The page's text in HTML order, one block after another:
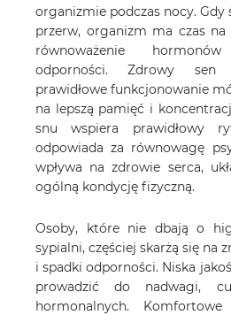
organizmie podczas nocy. Gdy
przerw, organizm ma czas
równoważenie
odporności. Zdrowy sen
prawidłowe funkcjonowanie
na lepszą pamięć i
snu wspiera prawidłowy
odpowiada za równowagę
wpływa na zdrowie serca,
ogólną kondycję fizyczną.
Osoby, które nie dbają o
sypialni, częściej skarżą się na
i spadki odporności. Niska
prowadzić do nadwagi,
hormonalnych.